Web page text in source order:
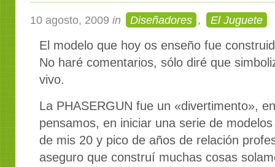
10 agosto, 2009 in Diseñadores , El Juguete
El modelo que hoy os enseño fue
No haré comentarios, sólo diré que
vivo.
La PHASERGUN fue un «divertimento»,
pensamos, en iniciar una serie de
de mis 20 y pico de años de relación
aseguro que construí muchas cosas